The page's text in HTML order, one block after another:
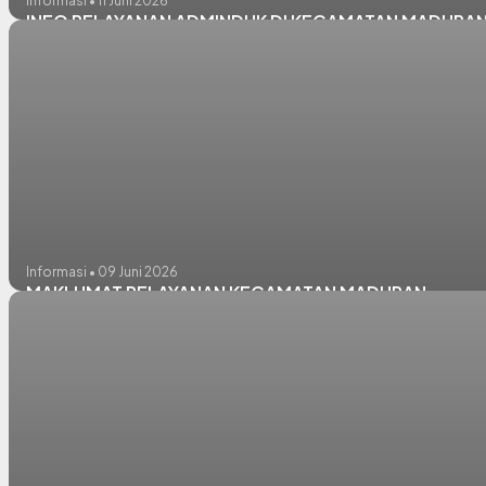
INFO PELAYANAN ADMINDUK DI KECAMATAN
Informasi • 09 Juni 2026
MAKLUMAT PELAYANAN KECAMATAN MADURAN